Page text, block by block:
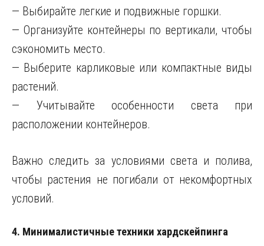
— Выбирайте легкие и подвижные горшки.
— Организуйте контейнеры по вертикали, чтобы
сэкономить место.
— Выберите карликовые или компактные виды
растений.
— Учитывайте особенности света при
расположении контейнеров.
Важно следить за условиями света и полива,
чтобы растения не погибали от некомфортных
условий.
4. Минималистичные техники хардскейпинга